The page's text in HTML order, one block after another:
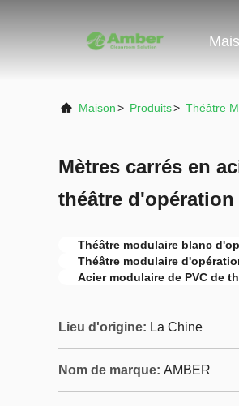
Maison> Produits> Théâtre
Mètres carrés en
théâtre d'opération
Théâtre modulaire blanc
Théâtre modulaire
Acier modulaire de PVC de
Lieu d'origine: La Chine
Nom de marque: AMBER